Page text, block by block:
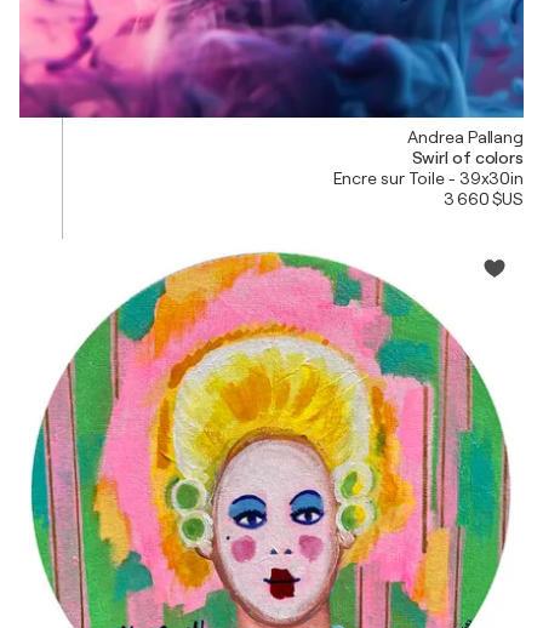
Andrea Pallang
Swirl of colors
Encre sur Toile - 39x30in
3 660 $US